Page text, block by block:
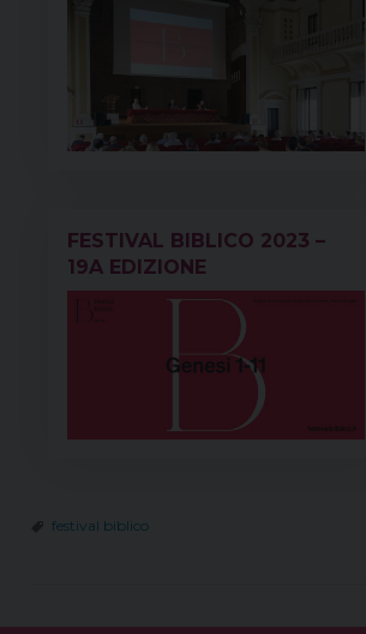
FESTIVAL BIBLICO 2023 –
19A EDIZIONE
festival biblico